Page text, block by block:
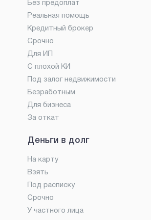
Без предоплат
Реальная помощь
Кредитный брокер
Срочно
Для ИП
С плохой КИ
Под залог недвижимости
Безработным
Для бизнеса
За откат
Деньги в долг
На карту
Взять
Под расписку
Срочно
У частного лица